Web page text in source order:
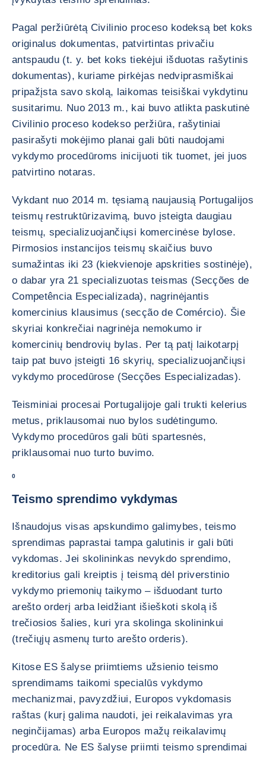
Pagal peržiūrėtą Civilinio proceso kodeksą bet koks
originalus dokumentas, patvirtintas privačiu
antspaudu (t. y. bet koks tiekėjui išduotas rašytinis
dokumentas), kuriame pirkėjas nedviprasmiškai
pripažįsta savo skolą, laikomas teisiškai vykdytinu
susitarimu. Nuo 2013 m., kai buvo atlikta paskutinė
Civilinio proceso kodekso peržiūra, rašytiniai
pasirašyti mokėjimo planai gali būti naudojami
vykdymo procedūroms inicijuoti tik tuomet, jei juos
patvirtino notaras.
Vykdant nuo 2014 m. tęsiamą naujausią Portugalijos
teismų restruktūrizavimą, buvo įsteigta daugiau
teismų, specializuojančiųsi komercinėse bylose.
Pirmosios instancijos teismų skaičius buvo
sumažintas iki 23 (kiekvienoje apskrities sostinėje),
o dabar yra 21 specializuotas teismas (Secções de
Competência Especializada), nagrinėjantis
komercinius klausimus (secção de Comércio). Šie
skyriai konkrečiai nagrinėja nemokumo ir
komercinių bendrovių bylas. Per tą patį laikotarpį
taip pat buvo įsteigti 16 skyrių, specializuojančiųsi
vykdymo procedūrose (Secções Especializadas).
Teisminiai procesai Portugalijoje gali trukti kelerius
metus, priklausomai nuo bylos sudėtingumo.
Vykdymo procedūros gali būti spartesnės,
priklausomai nuo turto buvimo.
0
Teismo sprendimo vykdymas
Išnaudojus visas apskundimo galimybes, teismo
sprendimas paprastai tampa galutinis ir gali būti
vykdomas. Jei skolininkas nevykdo sprendimo,
kreditorius gali kreiptis į teismą dėl priverstinio
vykdymo priemonių taikymo – išduodant turto
arešto orderį arba leidžiant išieškoti skolą iš
trečiosios šalies, kuri yra skolinga skolininkui
(trečiųjų asmenų turto arešto orderis).
Kitose ES šalyse priimtiems užsienio teismo
sprendimams taikomi specialūs vykdymo
mechanizmai, pavyzdžiui, Europos vykdomasis
raštas (kurį galima naudoti, jei reikalavimas yra
neginčijamas) arba Europos mažų reikalavimų
procedūra. Ne ES šalyse priimti teismo sprendimai